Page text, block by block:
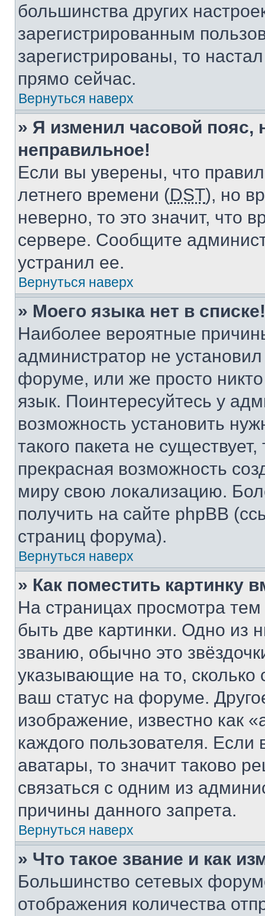
большинства других
зарегистрированным
зарегистрированы, то
прямо сейчас.
Вернуться наверх
» Я изменил часовой пояс,
неправильное!
Если вы уверены, что
летнего времени (DST), но
неверно, то это значит, что
сервере. Сообщите
устранил ее.
Вернуться наверх
» Моего языка нет в списке!
Наиболее вероятные
администратор не
форуме, или же просто
язык. Поинтересуйтесь у
возможность установить
такого пакета не
прекрасная возможность
миру свою локализацию.
получить на сайте phpBB
страниц форума).
Вернуться наверх
» Как поместить картинку
На страницах просмотра
быть две картинки. Одно из
званию, обычно это
указывающие на то,
ваш статус на форуме.
изображение, известно как
каждого пользователя.
аватары, то значит таково
связаться с одним из
причины данного запрета.
Вернуться наверх
» Что такое звание и как
Большинство сетевых
отображения количества